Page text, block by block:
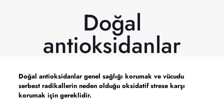
Doğal
antioksidanlar
Doğal antioksidanlargenel sağlığı korumak ve vücudu
serbest radikallerin neden olduğu oksidatif strese karşı
korumak için gereklidir.